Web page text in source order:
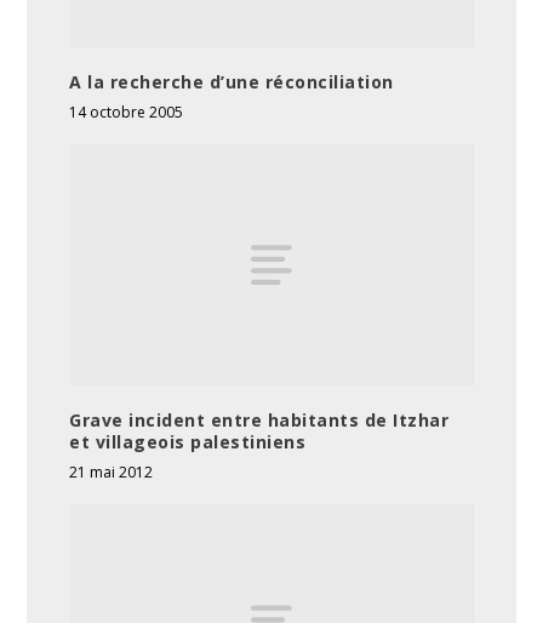
A la recherche d’une réconciliation
14 octobre 2005
Grave incident entre habitants de Itzhar
et villageois palestiniens
21 mai 2012